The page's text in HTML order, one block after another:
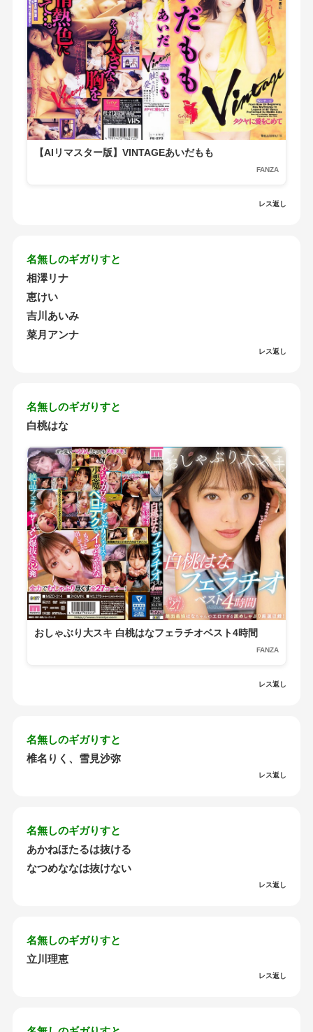
【AIリマスター版】VINTAGEあいだもも
FANZA
レス返し
名無しのギガりすと
相澤リナ
恵けい
吉川あいみ
菜月アンナ
レス返し
名無しのギガりすと
白桃はな
おしゃぶり大スキ 白桃はなフェラチオベスト4時間
FANZA
レス返し
名無しのギガりすと
椎名りく、雪見沙弥
レス返し
名無しのギガりすと
あかねほたるは抜ける
なつめななは抜けない
レス返し
名無しのギガりすと
立川理恵
レス返し